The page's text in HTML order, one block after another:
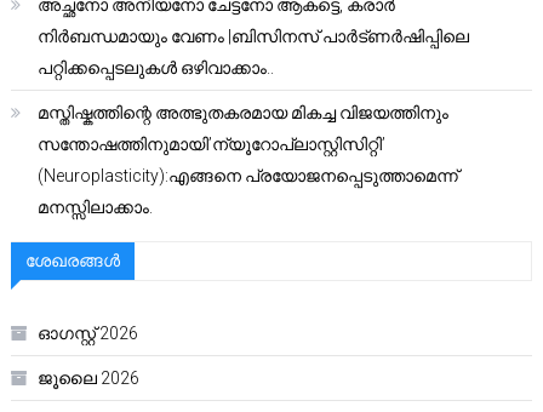
അച്ഛനോ അനിയനോ ചേട്ടനോ ആകട്ടെ, കരാർ
നിർബന്ധമായും വേണം |ബിസിനസ് പാർട്ണർഷിപ്പിലെ
പറ്റിക്കപ്പെടലുകൾ ഒഴിവാക്കാം..
മസ്തിഷ്കത്തിന്റെ അത്ഭുതകരമായ മികച്ച വിജയത്തിനും
സന്തോഷത്തിനുമായി’ന്യൂറോപ്ലാസ്റ്റിസിറ്റി’
(Neuroplasticity):എങ്ങനെ പ്രയോജനപ്പെടുത്താമെന്ന്
മനസ്സിലാക്കാം.
ശേഖരങ്ങൾ
ഓഗസ്റ്റ്‌ 2026
ജൂലൈ 2026